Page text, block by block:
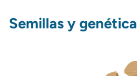
Semillas y genética